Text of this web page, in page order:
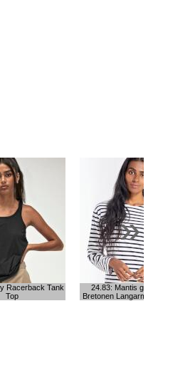
Racerback Tank
Top
24.83: Mantis gestreiftes
Bretonen Langarm Bio T-Shirt
»